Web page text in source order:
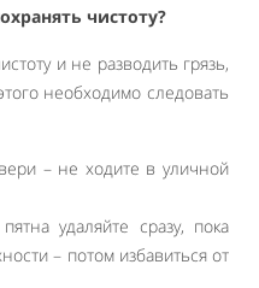
чистоту?
и не разводить грязь,
необходимо следовать
– не ходите в уличной
удаляйте сразу, пока
– потом избавиться от